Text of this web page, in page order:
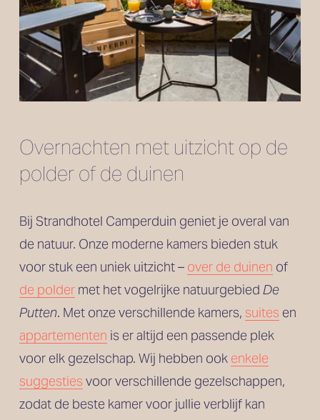
Overnachten met uitzicht op de
polder of de duinen
Bij Strandhotel Camperduin geniet je overal van
de natuur. Onze moderne kamers bieden stuk
voor stuk een uniek uitzicht – over de duinen
of
de polder met het vogelrijke natuurgebied De
Putten. Met onze verschillende kamers, suites en
appartementen is er altijd een passende plek
voor elk gezelschap. Wij hebben ook enkele
suggesties voor verschillende gezelschappen,
zodat de beste kamer voor jullie verblijf kan